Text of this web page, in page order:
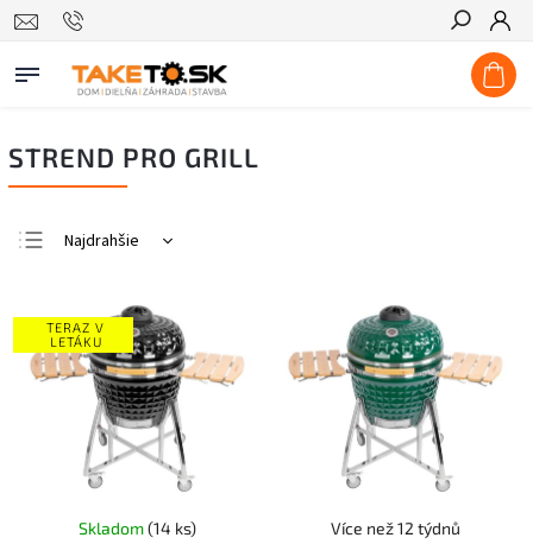
Hľadať
STREND PRO GRILL
Najdrahšie
Najpredávanejšie
Abecedne
TERAZ V
LETÁKU
Skladom(14 ks) Více než 12 týdnů